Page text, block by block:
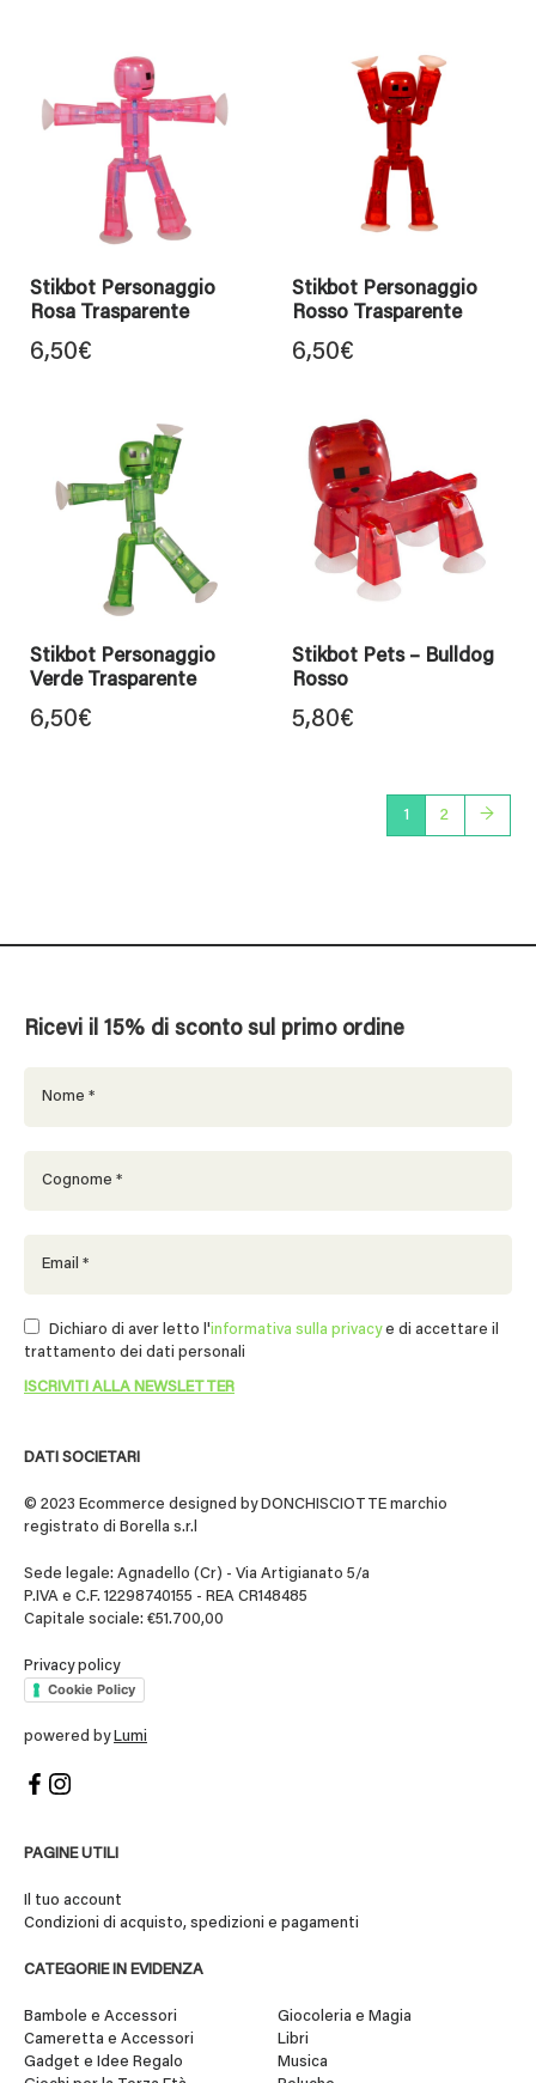
Stikbot Personaggio
Rosa Trasparente
6,50€
Stikbot Personaggio
Rosso Trasparente
6,50€
Stikbot Personaggio
Verde Trasparente
6,50€
Stikbot Pets – Bulldog
Rosso
5,80€
1 2 →
DATI SOCIETARI
© 2023 Ecommerce designed by DONCHISCIOTTE marchio
registrato di Borella s.r.l
Sede legale: Agnadello (Cr) - Via Artigianato 5/a
P.IVA e C.F. 12298740155 - REA CR148485
Capitale sociale: €51.700,00
Privacy policy
Cookie Policy
powered by Lumi
PAGINE UTILI
Il tuo account
Condizioni di acquisto, spedizioni e pagamenti
CATEGORIE IN EVIDENZA
Bambole e Accessori
Cameretta e Accessori
Gadget e Idee Regalo
Giocoleria e Magia
Libri
Musica
Ricevi il 15% di sconto sul primo ordine
Dichiaro di aver letto l'informativa sulla privacye di accettare il
trattamento dei dati personali